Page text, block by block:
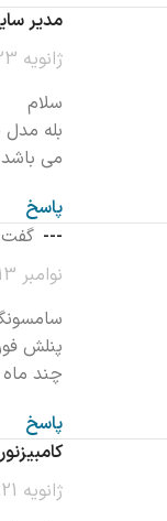
مدیر
ژانویه 23, 2022 در 12:20 ق.ظ
سلام
می باشد
پاسخ
--- گفت:
نوامبر 13, 2023 در 1:45 ب.ظ
چند
پاسخ
ژانویه 21, 2022 در 9:30 ب.ظ